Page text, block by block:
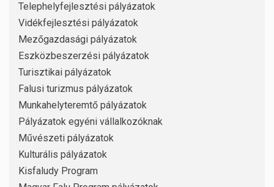
Telephelyfejlesztési pályázatok
Vidékfejlesztési pályázatok
Mezőgazdasági pályázatok
Eszközbeszerzési pályázatok
Turisztikai pályázatok
Falusi turizmus pályázatok
Munkahelyteremtő pályázatok
Pályázatok egyéni vállalkozóknak
Művészeti pályázatok
Kulturális pályázatok
Kisfaludy Program